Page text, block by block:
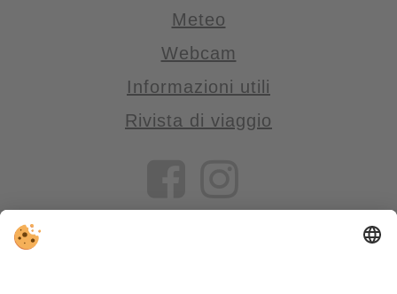
Meteo
Webcam
Informazioni utili
Rivista di viaggio